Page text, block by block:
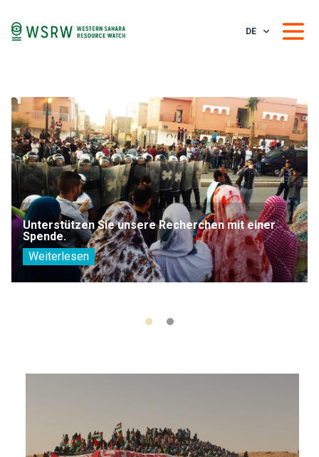
DE
Unterstützen Sie unsere Recherchen mit einer
Spende.
Weiterlesen